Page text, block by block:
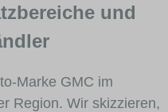
und
Marke GMC im
Region. Wir skizzieren,